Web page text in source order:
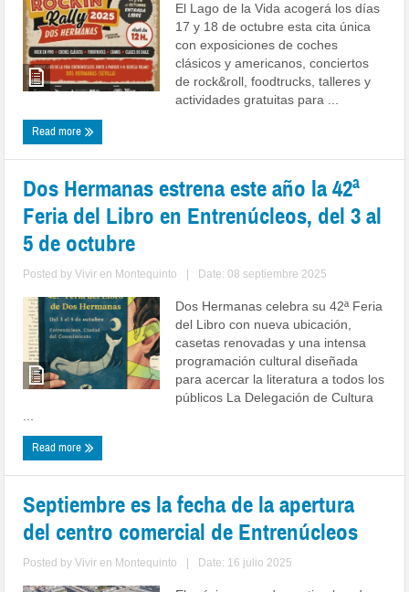
El Lago de la Vida acogerá los días
17 y 18 de octubre esta cita única
con exposiciones de coches
clásicos y americanos, conciertos
de rock&roll, foodtrucks, talleres y
actividades gratuitas para ...
Read more
Dos Hermanas estrena este año la 42ª
Feria del Libro en Entrenúcleos, del 3 al
5 de octubre
Posted byVivir en Montequinto Date: 08 septiembre 2025
Dos Hermanas celebra su 42ª Feria
del Libro con nueva ubicación,
casetas renovadas y una intensa
programación cultural diseñada
para acercar la literatura a todos los
públicos La Delegación de Cultura
...
Read more
Septiembre es la fecha de la apertura
del centro comercial de Entrenúcleos
Posted byVivir en Montequinto Date: 16 julio 2025